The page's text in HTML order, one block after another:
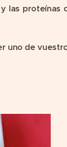
las
uno de